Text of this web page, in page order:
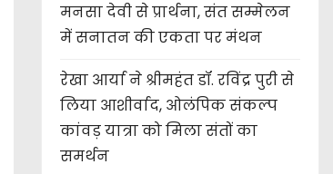
मनसा देवी से प्रार्थना, संत सम्मेलन
में सनातन की एकता पर मंथन
रेखा आर्या ने श्रीमहंत डॉ. रविंद्र पुरी से
लिया आशीर्वाद, ओलंपिक संकल्प
कांवड़ यात्रा को मिला संतों का
समर्थन